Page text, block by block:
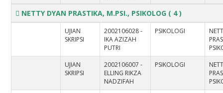
NETTY DYAN PRASTIKA, M.PSI., PSIKOLOG ( 4 )
UJIAN
SKRIPSI
2002106028 -
IKA AZIZAH
PUTRI
PSIKOLOGI
UJIAN
SKRIPSI
2002106007 -
ELLING RIKZA
NADZIFAH
PSIKOLOGI